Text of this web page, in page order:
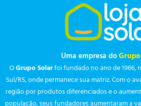
Uma empresa do
OGrupo Solarfoi fundado no ano de 1966,
Sul/RS, onde permanece sua matriz. Com o
região por produtos diferenciados e o